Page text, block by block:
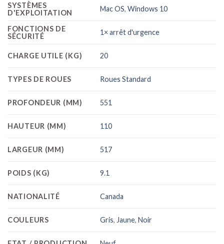
SYSTÈMES
D'EXPLOITATION
Mac OS,Windows 10
FONCTIONS DE
SÉCURITÉ
1× arrêt d'urgence
CHARGE UTILE (KG) 20
TYPES DE ROUES Roues Standard
PROFONDEUR (MM) 551
HAUTEUR (MM) 110
LARGEUR (MM) 517
POIDS (KG) 9.1
NATIONALITÉ Canada
COULEURS Gris, Jaune,Noir